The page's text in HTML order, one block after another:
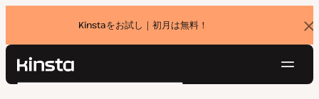
Kinstaをお試し｜初月は無料！
バ
ナ
Kinsta®
検